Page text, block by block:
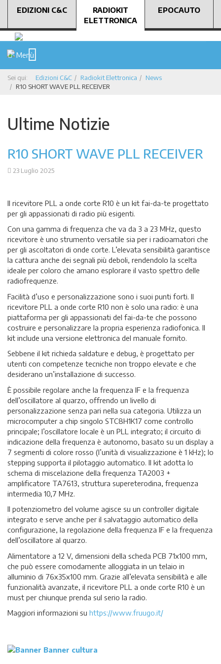
EDIZIONI C&C
RADIOKIT
ELETTRONICA
EPOCAUTO
Menù
Sei qui: Edizioni C&C Radiokit Elettronica
News
R10 SHORT WAVE PLL RECEIVER
Ultime Notizie
R10 SHORT WAVE PLL RECEIVER
23 Luglio 2025
Il ricevitore PLL a onde corte R10 è un kit fai-da-te progettato
per gli appassionati di radio più esigenti.
Con una gamma di frequenza che va da 3 a 23 MHz, questo
ricevitore è uno strumento versatile sia per i radioamatori che
per gli ascoltatori di onde corte. L’elevata sensibilità garantisce
la cattura anche dei segnali più deboli, rendendolo la scelta
ideale per coloro che amano esplorare il vasto spettro delle
radiofrequenze.
Facilità d’uso e personalizzazione sono i suoi punti forti. Il
ricevitore PLL a onde corte R10 non è solo una radio: è una
piattaforma per gli appassionati del fai-da-te che possono
costruire e personalizzare la propria esperienza radiofonica. Il
kit include una versione elettronica del manuale fornito.
Sebbene il kit richieda saldature e debug, è progettato per
utenti con competenze tecniche non troppo elevate e che
desiderano un’installazione di successo.
È possibile regolare anche la frequenza IF e la frequenza
dell’oscillatore al quarzo, offrendo un livello di
personalizzazione senza pari nella sua categoria. Utilizza un
microcomputer a chip singolo STC8H1K17 come controllo
principale; l’oscillatore locale è un PLL integrato; il circuito di
indicazione della frequenza è autonomo, basato su un display a
7 segmenti di colore rosso (l’unità di visualizzazione è 1 kHz); lo
stepping supporta il pilotaggio automatico. Il kit adotta lo
schema di miscelazione della frequenza TA2003 +
amplificatore TA7613, struttura supereterodina, frequenza
intermedia 10,7 MHz.
Il potenziometro del volume agisce su un controller digitale
integrato e serve anche per il salvataggio automatico della
configurazione, la regolazione della frequenza IF e la frequenza
dell’oscillatore al quarzo.
Alimentatore a 12 V, dimensioni della scheda PCB 71x100 mm,
che può essere comodamente alloggiata in un telaio in
alluminio di 76x35x100 mm. Grazie all’elevata sensibilità e alle
funzionalità avanzate, il ricevitore PLL a onde corte R10 è un
must per chiunque prenda sul serio la radio.
Maggiori informazioni su https://www.fruugo.it/